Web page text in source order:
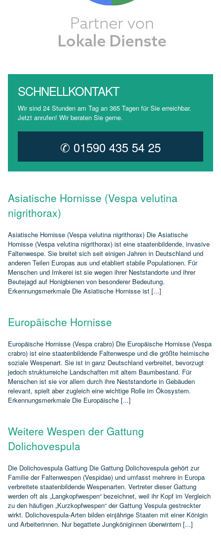
SCHNELLKONTAKT
Wir sind 24 Stunden am Tag an 365 Tagen für Sie erreichbar.
Jetzt anrufen! Wir beraten Sie gerne.
✆ 01590 435 54 25
Asiatische Hornisse (Vespa velutina
nigrithorax)
Asiatische Hornisse (Vespa velutina nigrithorax) Die Asiatische
Hornisse (Vespa velutina nigrithorax) ist eine staatenbildende, invasive
Faltenwespe. Sie breitet sich seit einigen Jahren in Deutschland und
anderen Teilen Europas aus und etabliert stabile Populationen. Für
Menschen und Imkerei ist sie wegen ihrer Neststandorte und ihrer
Beutejagd auf Honigbienen von besonderer Bedeutung.
Erkennungsmerkmale Die Asiatische Hornisse ist [...]
Europäische Hornisse
Europäische Hornisse (Vespa crabro) Die Europäische Hornisse (Vespa
crabro) ist eine staatenbildende Faltenwespe und die größte heimische
soziale Wespenart. Sie ist in ganz Deutschland verbreitet, bevorzugt
jedoch strukturreiche Landschaften mit altem Baumbestand. Für
Menschen ist sie vor allem durch ihre Neststandorte in Gebäuden
relevant, spielt aber zugleich eine wichtige Rolle im Ökosystem.
Erkennungsmerkmale Die Europäische [...]
Weitere Wespen der Gattung
Dolichovespula
Die Dolichovespula Gattung Die Gattung Dolichovespula gehört zur
Familie der Faltenwespen (Vespidae) und umfasst mehrere in Europa
verbreitete staatenbildende Wespenarten. Vertreter dieser Gattung
werden oft als „Langkopfwespen“ bezeichnet, weil ihr Kopf im Vergleich
zu den häufigen „Kurzkopfwespen“ der Gattung Vespula gestreckter
wirkt. Dolichovespula‑Arten bilden einjährige Staaten mit einer Königin
und Arbeiterinnen. Nur begattete Jungköniginnen überwintern [...]